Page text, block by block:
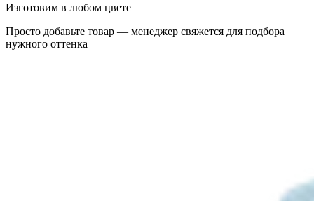
Изготовим в любом цвете
Просто добавьте товар — менеджер свяжется для подбора
нужного оттенка